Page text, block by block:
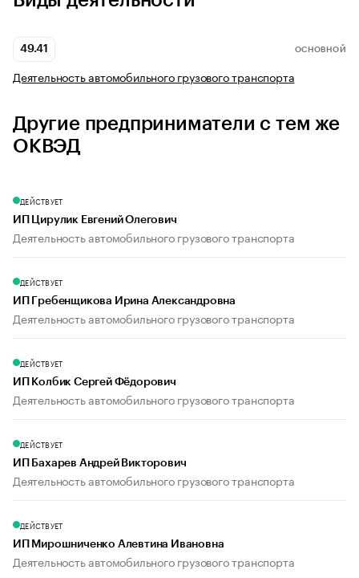
49.41 ОСНОВНОЙ
Деятельность автомобильного грузового транспорта
Другие предприниматели с тем же
ОКВЭД
ДЕЙСТВУЕТ
ИП Цирулик Евгений Олегович
Деятельность автомобильного грузового транспорта
ДЕЙСТВУЕТ
ИП Гребенщикова Ирина Александровна
Деятельность автомобильного грузового транспорта
ДЕЙСТВУЕТ
ИП Колбик Сергей Фёдорович
Деятельность автомобильного грузового транспорта
ДЕЙСТВУЕТ
ИП Бахарев Андрей Викторович
Деятельность автомобильного грузового транспорта
ДЕЙСТВУЕТ
ИП Мирошниченко Алевтина Ивановна
Деятельность автомобильного грузового транспорта